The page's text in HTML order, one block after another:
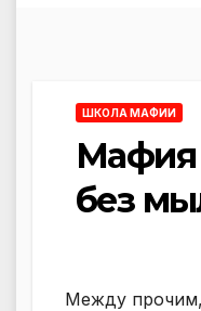
ШКОЛА МАФИИ
Мафия
без
Между